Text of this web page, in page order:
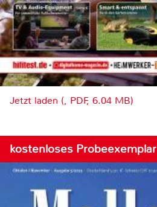
Jetzt laden (, PDF, 6.04 MB)
kostenloses Probeexemplar